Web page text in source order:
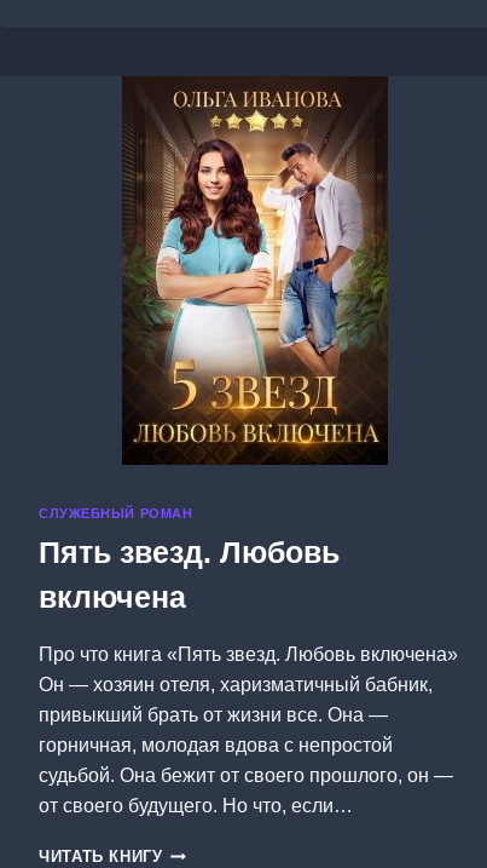
СЛУЖЕБНЫЙ РОМАН
Пять звезд. Любовь
включена
Про что книга «Пять звезд. Любовь включена»
Он — хозяин отеля, харизматичный бабник,
привыкший брать от жизни все. Она —
горничная, молодая вдова с непростой
судьбой. Она бежит от своего прошлого, он —
от своего будущего. Но что, если…
ЧИТАТЬ КНИГУ ПЯТЬ